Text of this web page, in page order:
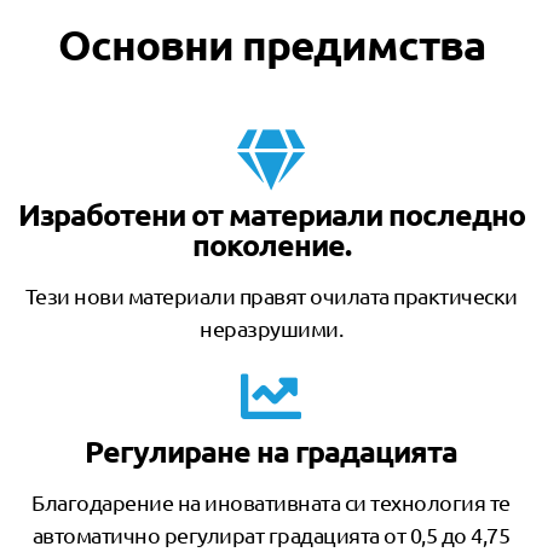
Основни предимства
Изработени от материали последно
поколение.
Тези нови материали правят очилата практически
неразрушими.
Регулиране на градацията
Благодарение на иновативната си технология те
автоматично регулират градацията от 0,5 до 4,75